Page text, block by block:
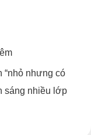
“nhỏ nhưng có
sáng nhiều lớp